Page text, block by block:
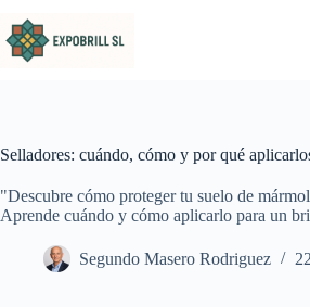
Selladores: cuándo, cómo y por qué
"Descubre cómo proteger tu suelo de
Aprende cuándo y cómo aplicarlo para un
Segundo Masero Rodriguez